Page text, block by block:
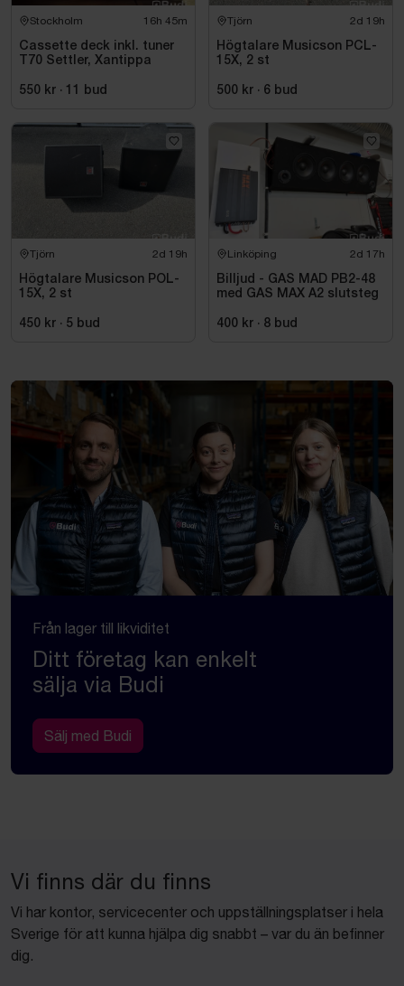
Stockholm 16h 45m
Cassette deck inkl. tuner
T70 Settler, Xantippa
550 kr · 11 bud
Tjörn 2d 19h
Högtalare Musicson PCL-
15X, 2 st
500 kr · 6 bud
Tjörn 2d 19h
Högtalare Musicson POL-
15X, 2 st
450 kr · 5 bud
Linköping 2d 17h
Billjud - GAS MAD PB2-48
med GAS MAX A2 slutsteg
400 kr · 8 bud
Från lager till likviditet
Ditt företag kan enkelt
sälja via Budi
Sälj med Budi
Vi finns där du finns
Vi har kontor, servicecenter och uppställningsplatser i hela
Sverige för att kunna hjälpa dig snabbt – var du än befinner
dig.